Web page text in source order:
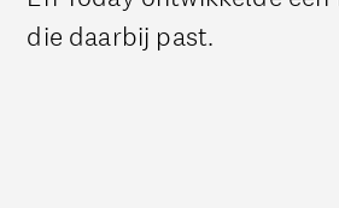
die daarbij past.